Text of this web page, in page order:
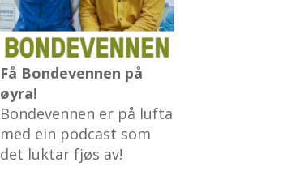
Få Bondevennen på
øyra!
Bondevennen er på lufta
med ein podcast som
det luktar fjøs av!